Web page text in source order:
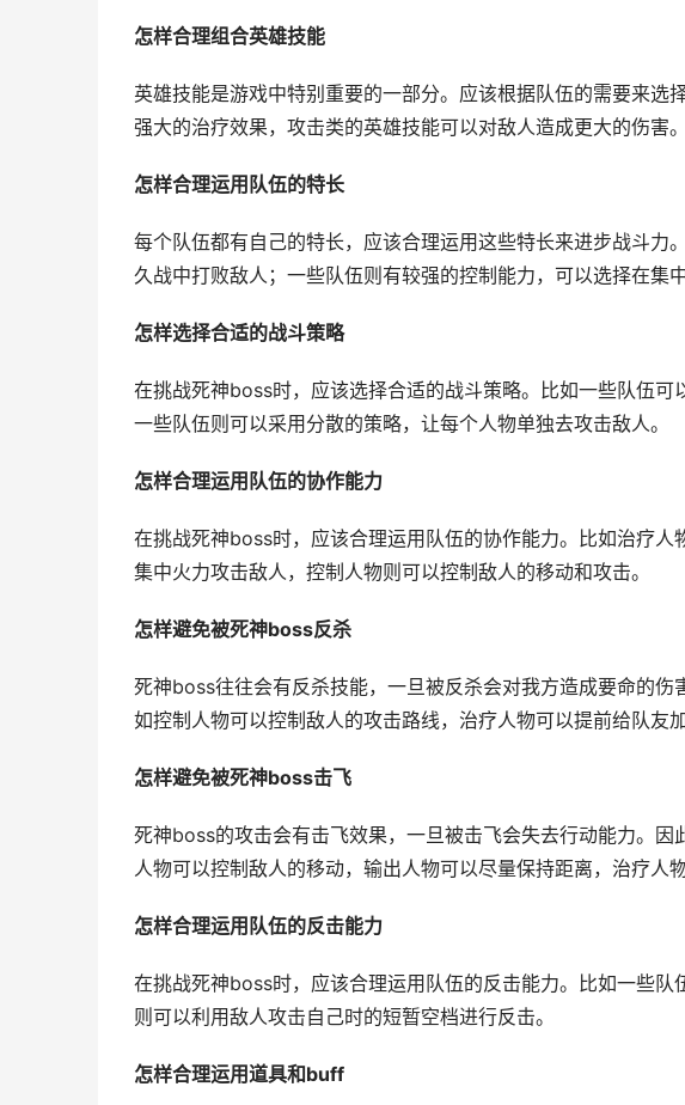
怎样合理组合英雄技能
英雄技能是游戏中特别重要的一部分。应该根据队伍的需要来选
强大的治疗效果，攻击类的英雄技能可以对敌人造成更大的伤害。
怎样合理运用队伍的特长
每个队伍都有自己的特长，应该合理运用这些特长来进步战斗力
久战中打败敌人；一些队伍则有较强的控制能力，可以选择在集
怎样选择合适的战斗策略
在挑战死神boss时，应该选择合适的战斗策略。比如一些队伍可
一些队伍则可以采用分散的策略，让每个人物单独去攻击敌人。
怎样合理运用队伍的协作能力
在挑战死神boss时，应该合理运用队伍的协作能力。比如治疗
集中火力攻击敌人，控制人物则可以控制敌人的移动和攻击。
怎样避免被死神boss反杀
死神boss往往会有反杀技能，一旦被反杀会对我方造成要命的
如控制人物可以控制敌人的攻击路线，治疗人物可以提前给队友
怎样避免被死神boss击飞
死神boss的攻击会有击飞效果，一旦被击飞会失去行动能力。
人物可以控制敌人的移动，输出人物可以尽量保持距离，治疗人
怎样合理运用队伍的反击能力
在挑战死神boss时，应该合理运用队伍的反击能力。比如一些
则可以利用敌人攻击自己时的短暂空档进行反击。
怎样合理运用道具和buff